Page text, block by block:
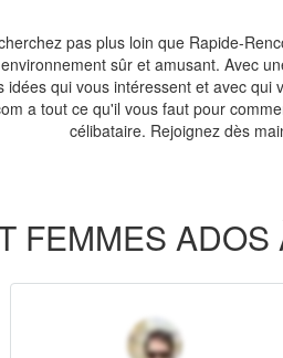
pas plus loin que Rapide-
sûr et amusant. Avec
qui vous intéressent et avec
a tout ce qu'il vous faut pour
célibataire. Rejoignez dès
FEMMES